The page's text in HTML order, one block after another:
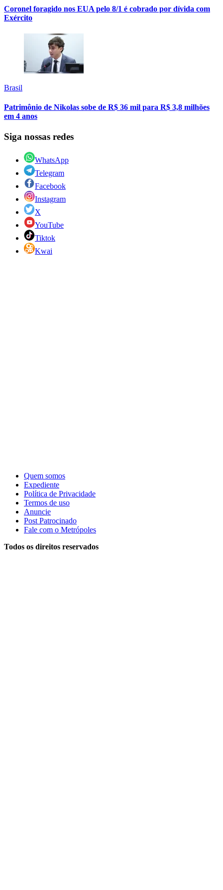
Coronel foragido nos EUA pelo 8/1 é cobrado por dívida com
Exército
Brasil
Patrimônio de Nikolas sobe de R$ 36 mil para R$ 3,8 milhões
em 4 anos
Siga nossas redes
WhatsApp
Telegram
Facebook
Instagram
X
YouTube
Tiktok
Kwai
Quem somos
Expediente
Política de Privacidade
Termos de uso
Anuncie
Post Patrocinado
Fale com o Metrópoles
Todos os direitos reservados